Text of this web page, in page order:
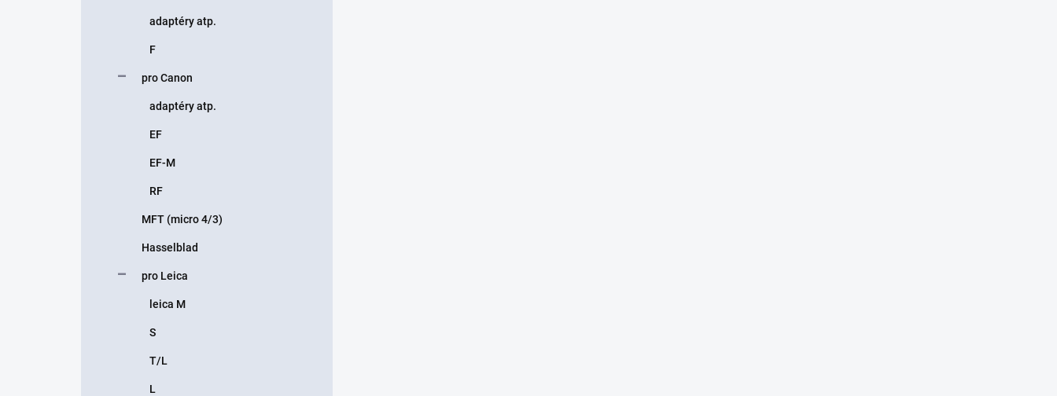
adaptéry atp.
F
pro Canon
adaptéry atp.
EF
EF-M
RF
MFT (micro 4/3)
Hasselblad
pro Leica
leica M
S
T/L
L